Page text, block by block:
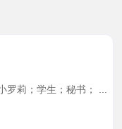
罗莉；学生；秘书； ...